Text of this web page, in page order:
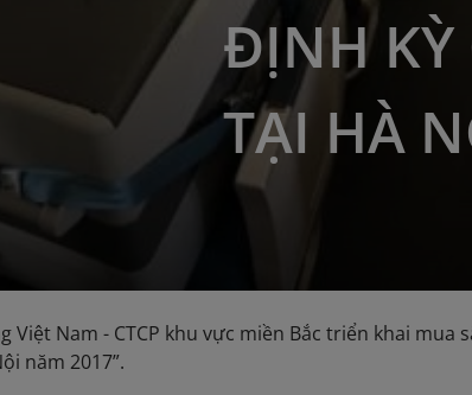
ĐỊNH KỲ
TẠI HÀ
Việt Nam - CTCP khu vực miền Bắc triển khai mua
năm 2017”.